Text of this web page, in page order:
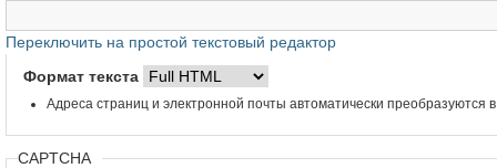
Переключить на простой текстовый редактор
Формат текста
Адреса страниц и электронной почты автоматически преобразуются
CAPTCHA